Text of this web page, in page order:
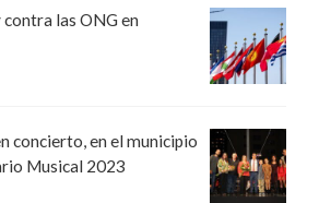
las ONG en
concierto, en el municipio
Musical 2023